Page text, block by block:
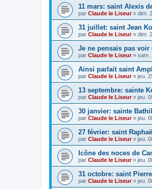
11 mars: saint Alexis
par Claude le Liseur» dim.
31 juillet: saint Jean
par Claude le Liseur» dim.
Je ne pensais pas
par Claude le Liseur» sam.
Ainsi parlait saint
par Claude le Liseur» jeu.
13 septembre: sainte
par Claude le Liseur» jeu.
30 janvier: sainte
par Claude le Liseur» jeu.
27 février: saint
par Claude le Liseur» jeu.
Icône des noces de
par Claude le Liseur» jeu.
31 octobre: saint
par Claude le Liseur» jeu.